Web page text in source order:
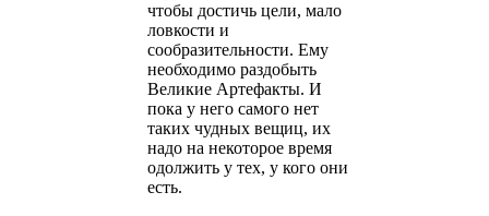
чтобы достичь цели, мало
ловкости и
сообразительности. Ему
необходимо раздобыть
Великие Артефакты. И
пока у него самого нет
таких чудных вещиц, их
надо на некоторое время
одолжить у тех, у кого они
есть.